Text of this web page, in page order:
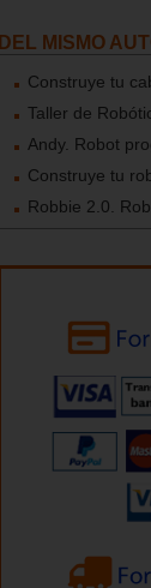
DEL MISMO
Construye tu
Taller de
Andy. Robot
Construye tu
Robbie 2.0.